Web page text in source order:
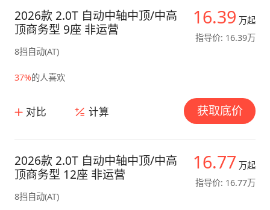
16.39 万起
指导价: 16.39万
2026款 2.0T 自动中轴中顶/中高
顶商务型 9座 非运营
8挡自动(AT)
37%的人喜欢
对比 计算 获取底价
16.77 万起
指导价: 16.77万
2026款 2.0T 自动中轴中顶/中高
顶商务型 12座 非运营
8挡自动(AT)